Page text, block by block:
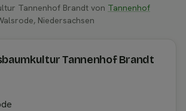
Tannenhof Brandt von Tannenhof
Niedersachsen
Tannenhof Brandt